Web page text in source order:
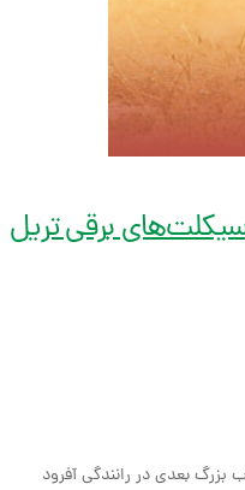
برقی تریل
بزرگ بعدی در رانندگی آفرود